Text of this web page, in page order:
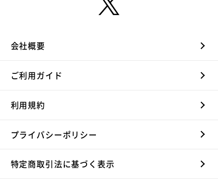
会社概要
ご利用ガイド
利用規約
プライバシーポリシー
特定商取引法に基づく表示